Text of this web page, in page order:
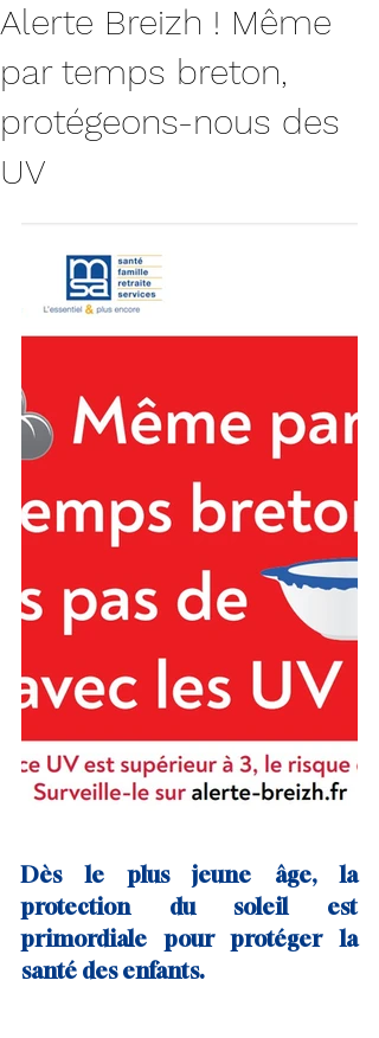
Alerte Breizh ! Même
par temps breton,
protégeons-nous des
UV
Dès le plus jeune âge, la
protection du soleil est
primordiale pour protéger la
santé des enfants.